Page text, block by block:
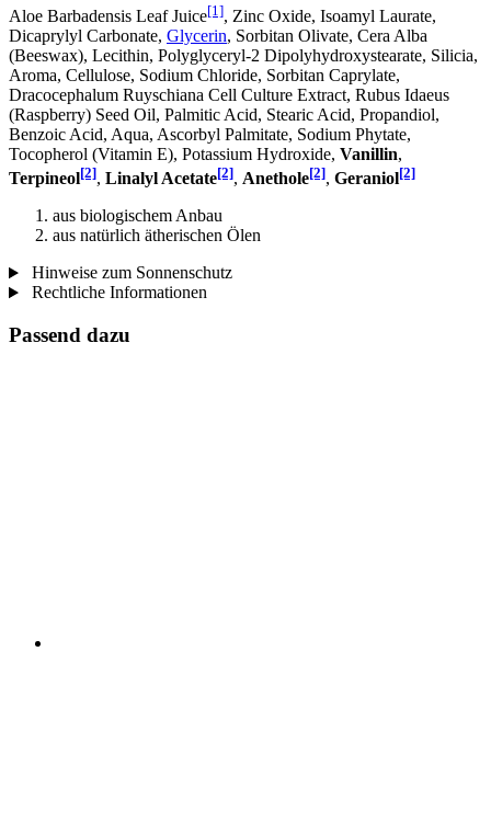
Aloe Barbadensis Leaf Juice[1], Zinc Oxide, Isoamyl Laurate,
Dicaprylyl Carbonate, Glycerin, Sorbitan Olivate, Cera Alba
(Beeswax), Lecithin, Polyglyceryl-2 Dipolyhydroxystearate, Silicia,
Aroma, Cellulose, Sodium Chloride, Sorbitan Caprylate,
Dracocephalum Ruyschiana Cell Culture Extract, Rubus Idaeus
(Raspberry) Seed Oil, Palmitic Acid, Stearic Acid, Propandiol,
Benzoic Acid, Aqua, Ascorbyl Palmitate, Sodium Phytate,
Tocopherol (Vitamin E), Potassium Hydroxide, Vanillin,
Terpineol[2], Linalyl Acetate[2], Anethole[2], Geraniol[2]
aus biologischem Anbau
aus natürlich ätherischen Ölen
Hinweise zum Sonnenschutz
Rechtliche Informationen
Passend dazu